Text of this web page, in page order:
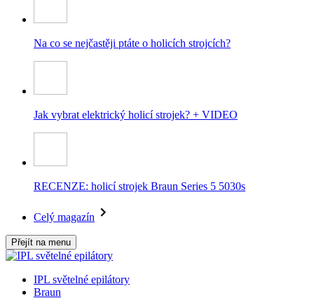
Na co se nejčastěji ptáte o holicích strojcích?
Jak vybrat elektrický holicí strojek? + VIDEO
RECENZE: holicí strojek Braun Series 5 5030s
Celý magazín
Přejít na menu
IPL světelné epilátory
Braun